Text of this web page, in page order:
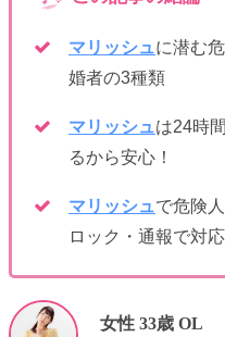
マリッシュに潜む
婚者の3種類
マリッシュは24時
るから安心！
マリッシュで危険
ロック・通報で対応
女性 33歳 OL